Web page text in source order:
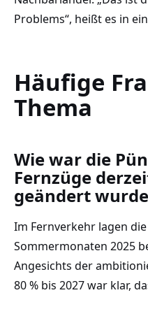
Problems“, heißt es in
Häufige
Thema
Wie war die
Fernzüge
geändert
Im Fernverkehr lagen
Sommermonaten 2025
Angesichts der
80 % bis 2027 war klar,